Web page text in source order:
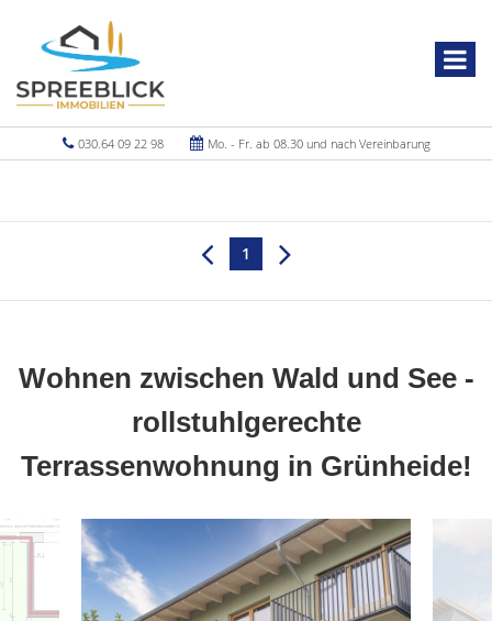
030.64 09 22 98 Mo. - Fr. ab 08.30 und nach Vereinbarung
1
Wohnen zwischen Wald und See -
rollstuhlgerechte
Terrassenwohnung in Grünheide!